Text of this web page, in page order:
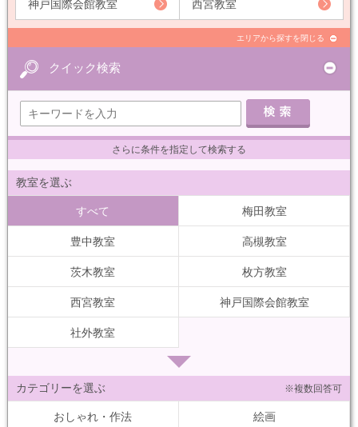
神戸国際会館教室 西宮教室
エリアから探すを閉じる
クイック検索
さらに条件を指定して検索する
教室を選ぶ
すべて 梅田教室
豊中教室 高槻教室
茨木教室 枚方教室
西宮教室 神戸国際会館教室
社外教室
カテゴリーを選ぶ ※複数回答可
おしゃれ・作法 絵画